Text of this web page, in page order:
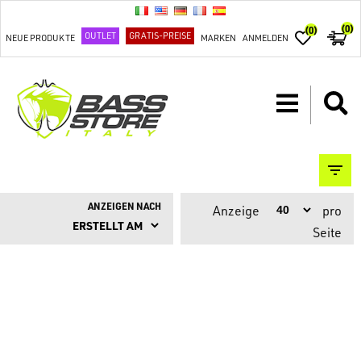
NEUE PRODUKTE OUTLET GRATIS-PREISE MARKEN ANMELDEN
(0) (0)
ANZEIGEN NACH Anzeige
pro
Seite